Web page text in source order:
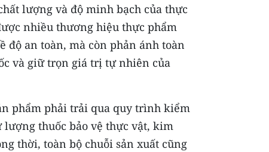
lượng và độ minh bạch của thực
nhiều thương hiệu thực phẩm
độ an toàn, mà còn phản ánh toàn
và giữ trọn giá trị tự nhiên của
phẩm phải trải qua quy trình kiểm
thuốc bảo vệ thực vật, kim
thời, toàn bộ chuỗi sản xuất cũng